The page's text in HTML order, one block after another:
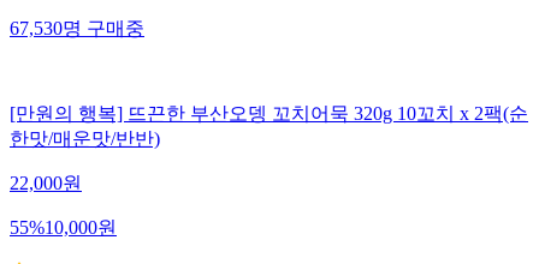
67,530명구매중
[만원의 행복] 뜨끈한 부산오뎅 꼬치어묵 320g 10꼬치 x 2팩(순
한맛/매운맛/반반)
22,000원
55%10,000원